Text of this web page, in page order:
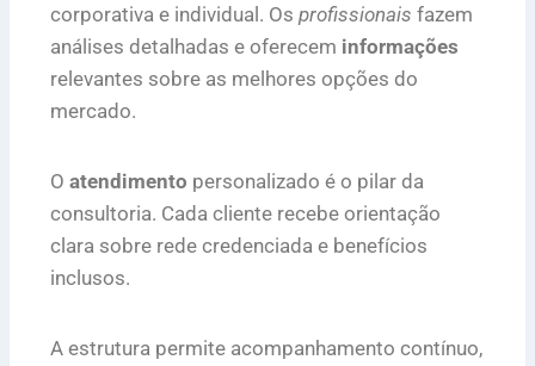
corporativa e individual. Os profissionais fazem
análises detalhadas e oferecem informações
relevantes sobre as melhores opções do
mercado.
O atendimento personalizado é o pilar da
consultoria. Cada cliente recebe orientação
clara sobre rede credenciada e benefícios
inclusos.
A estrutura permite acompanhamento contínuo,